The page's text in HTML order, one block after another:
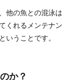
他の魚との混泳は
くれるメンテナン
いうことです。
か？